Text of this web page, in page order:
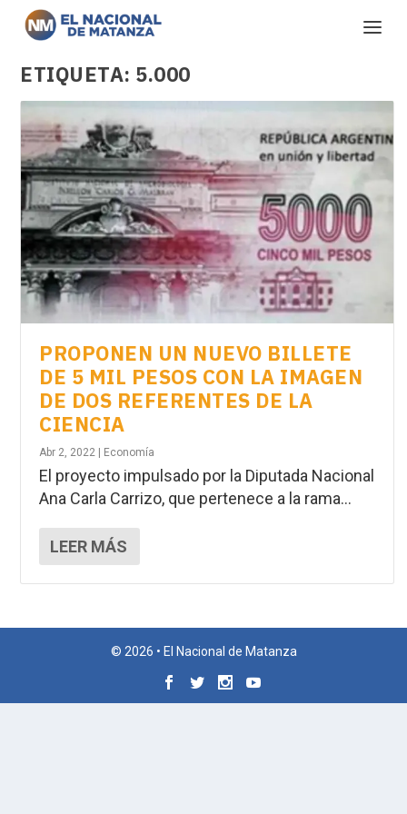
ETIQUETA: 5.000
PROPONEN UN NUEVO BILLETE
DE 5 MIL PESOS CON LA IMAGEN
DE DOS REFERENTES DE LA
CIENCIA
Abr 2, 2022 Economía
El proyecto impulsado por la Diputada Nacional
Ana Carla Carrizo, que pertenece a la rama...
LEER MÁS
© 2026 • El Nacional de Matanza